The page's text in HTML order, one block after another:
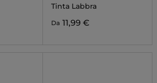
Tinta Labbra
Da 11,99 €